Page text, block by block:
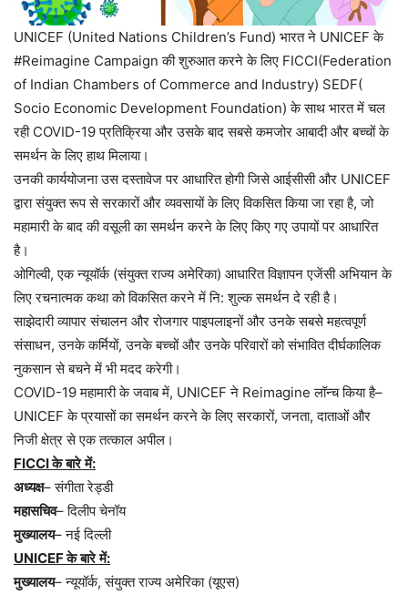
UNICEF (United Nations Children’s Fund) भारत ने UNICEFके
#Reimagine Campaignकी शुरुआत करने के लिए FICCI(Federation
of Indian Chambers of Commerce and Industry) SEDF(
Socio Economic Development Foundation) के साथ भारत में चल
रहीCOVID-19प्रतिक्रिया और उसके बाद सबसे कमजोर आबादी और बच्चों के
समर्थन के लिए हाथ मिलाया।
उनकी कार्ययोजना उस दस्तावेज पर आधारित होगी जिसे आईसीसी और UNICEF
द्वारा संयुक्त रूप से सरकारों और व्यवसायों के लिए विकसित किया जा रहा है,जो
महामारी के बाद की वसूली का समर्थन करने के लिए किए गए उपायों पर आधारित
है।
ओगिल्वी,एक न्यूयॉर्क(संयुक्त राज्य अमेरिका) आधारित विज्ञापन एजेंसी अभियान के
लिए रचनात्मक कथा को विकसित करने में नि:शुल्क समर्थन दे रही है।
साझेदारी व्यापार संचालन और रोजगार पाइपलाइनों और उनके सबसे महत्वपूर्ण
संसाधन,उनके कर्मियों,उनके बच्चों और उनके परिवारों को संभावित दीर्घकालिक
नुकसान से बचने में भी मदद करेगी।
COVID-19महामारी के जवाब में, UNICEFने Reimagineलॉन्च किया है–
UNICEFके प्रयासों का समर्थन करने के लिए सरकारों,जनता,दाताओं और
निजी क्षेत्र से एक तत्काल अपील।
FICCIके बारे में:
अध्यक्ष–संगीता रेड्डी
महासचिव–दिलीप चेनॉय
मुख्यालय–नई दिल्ली
UNICEFके बारे में:
मुख्यालय–न्यूयॉर्क,संयुक्त राज्य अमेरिका(यूएस)